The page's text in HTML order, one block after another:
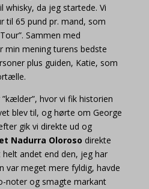
whisky, da jeg startede. Vi
til 65 pund pr. mand, som
Sammen med
min mening turens bedste
plus guiden, Katie, som
hvor vi fik historien
blev til, og hørte om George
gik vi direkte ud og
Nadurra Oloroso direkte
andet end den, jeg har
var meget mere fyldig, havde
noter og smagte markant